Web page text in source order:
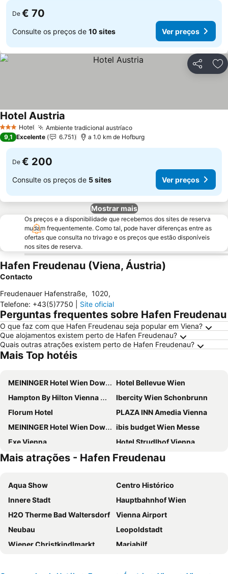
De € 70
Consulte os preços de 10 sites Ver preços
Partilhar
3 EstrelasHotel Ambiente tradicional austríaco
Hotel Austria
9,1 Excelente 6.751 a 1.0 km de Hofburg
De € 200
Consulte os preços de 5 sites Ver preços
Mostrar mais
Os preços e a disponibilidade que recebemos dos sites de reserva
mudam frequentemente. Como tal, pode haver diferenças entre as
ofertas que consulta no trivago e os preços que estão disponíveis
nos sites de reserva.
Hafen Freudenau (Viena, Áustria)
Contacto
Freudenauer Hafenstraße, 1020,
Telefone: +43(5)7750 Site oficial
Perguntas frequentes sobre Hafen Freudenau
O que faz com que Hafen Freudenau seja popular em Viena?
Que alojamentos existem perto de Hafen Freudenau?
Quais outras atrações existem perto de Hafen Freudenau?
Mais Top hotéis
MEININGER Hotel Wien Downtown Franz
Hotel Bellevue Wien
Hampton By Hilton Vienna City West
Ibercity Wien Schonbrunn
Florum Hotel
PLAZA INN Amedia Vienna
MEININGER Hotel Wien Downtown Sissi
ibis budget Wien Messe
Exe Vienna
Hotel Strudlhof Vienna
ibis Wien Mariahilf
H+ Hotel Wien
JUFA Hotel Wien City
Appartement-Hotel an der Riemergasse
Melia Vienna
Doubletree by Hilton Vienna Schonbrunn
Hotel Post Wien
a&o Wien Hauptbahnhof
ibis budget Wien Sankt Marx
NH Wien City
Holiday Inn Vienna City By Ihg
ibis Styles Wien Messe Prater
Mais atrações - Hafen Freudenau
Aqua Show
Centro Histórico
Innere Stadt
Hauptbahnhof Wien
H2O Therme Bad Waltersdorf
Vienna Airport
Neubau
Leopoldstadt
Wiener Christkindlmarkt
Mariahilf